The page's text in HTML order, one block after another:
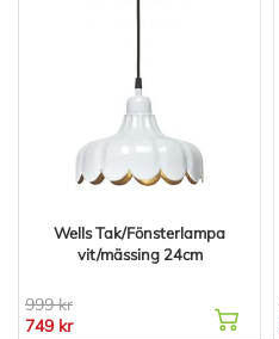
Wells Tak/Fönsterlampa
vit/mässing 24cm
999 kr
749 kr